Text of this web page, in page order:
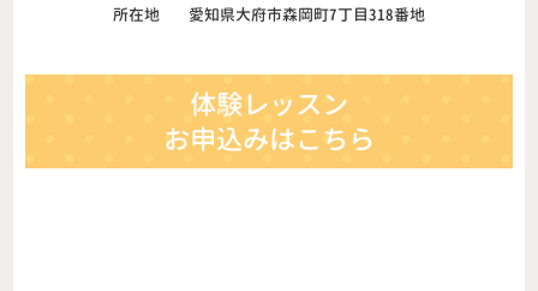
所在地
愛知県大府市森岡町7丁目318番地
体験レッスン
お申込みはこちら